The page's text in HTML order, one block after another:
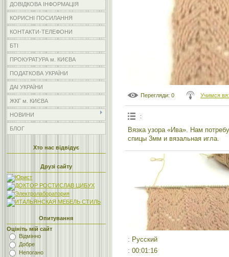
ДОВІДКОВА ІНФОРМАЦІЯ
КОРИСНІ ПОСИЛАННЯ
КОНТАКТИ-ТЕЛЕФОНИ
БТІ
ПРОКУРАТУРА м. КИЄВА
ПОДАТКОВА УКРАЇНИ
ДАІ УКРАЇНИ
ЖКГ м. КИЄВА
НОВИНИ
БЛОГ
Хто нас відвідує
Друзі сайту
Опитування
Оцініть мій сайт
Відмінно
Добре
Непогано
Перегляди: 0 Учимся
:
Вязка узора «Ива». Нам
спицы 3мм и вязальная игла.
: Русский
: 00:01:16